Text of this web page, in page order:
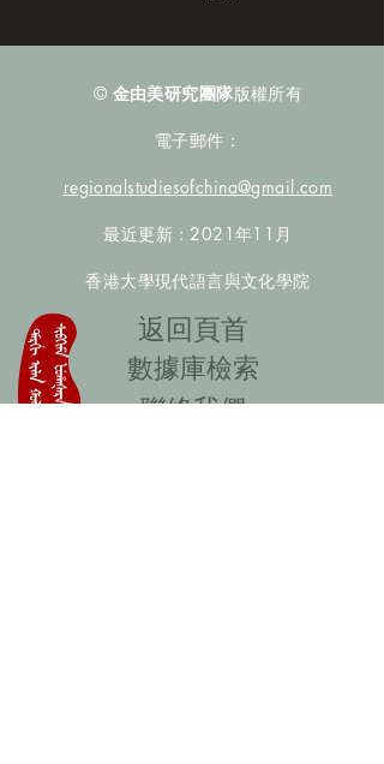
© 金由美研究團隊版權所有
電子郵件：
regionalstudiesofchina@gmail.com
最近更新：2021年11月
香港大學現代語言與文化學院
​返回頁首
數據庫檢索
聯絡我們